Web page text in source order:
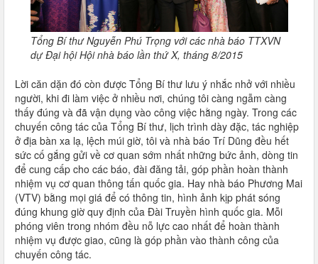
Tổng Bí thư Nguyễn Phú Trọng với các nhà báo TTXVN
dự Đại hội Hội nhà báo lần thứ X, tháng 8/2015
Lời căn dặn đó còn được Tổng Bí thư lưu ý nhắc nhở với nhiều
người, khi đi làm việc ở nhiều nơi, chúng tôi càng ngẫm càng
thấy đúng và đã vận dụng vào công việc hằng ngày. Trong các
chuyến công tác của Tổng Bí thư, lịch trình dày đặc, tác nghiệp
ở địa bàn xa lạ, lệch múi giờ, tôi và nhà báo Trí Dũng đều hết
sức cố gắng gửi về cơ quan sớm nhất những bức ảnh, dòng tin
để cung cấp cho các báo, đài đăng tải, góp phần hoàn thành
nhiệm vụ cơ quan thông tấn quốc gia. Hay nhà báo Phương Mai
(VTV) bằng mọi giá để có thông tin, hình ảnh kịp phát sóng
đúng khung giờ quy định của Đài Truyền hình quốc gia. Mỗi
phóng viên trong nhóm đều nỗ lực cao nhất để hoàn thành
nhiệm vụ được giao, cũng là góp phần vào thành công của
chuyến công tác.